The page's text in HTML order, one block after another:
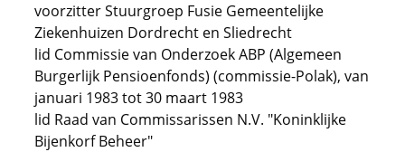
voorzitter Stuurgroep Fusie Gemeentelijke
Ziekenhuizen Dordrecht en Sliedrecht
lid Commissie van Onderzoek ABP (Algemeen
Burgerlijk Pensioenfonds) (commissie-Polak), van
januari 1983 tot 30 maart 1983
lid Raad van Commissarissen N.V. "Koninklijke
Bijenkorf Beheer"